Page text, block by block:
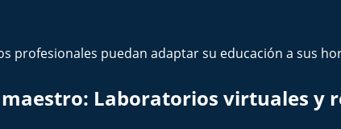
profesionales puedan adaptar su educación a sus
Laboratorios virtuales y